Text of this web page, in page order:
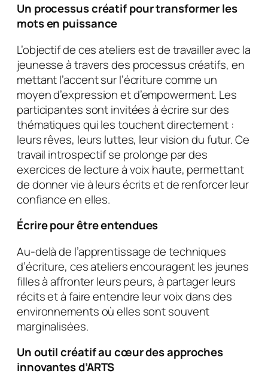
Un processus créatif pour transformer les
mots en puissance
L’objectif de ces ateliers est de travailler avec la
jeunesse à travers des processus créatifs, en
mettant l’accent sur l’écriture comme un
moyen d’expression et d’empowerment. Les
participantes sont invitées à écrire sur des
thématiques qui les touchent directement :
leurs rêves, leurs luttes, leur vision du futur. Ce
travail introspectif se prolonge par des
exercices de lecture à voix haute, permettant
de donner vie à leurs écrits et de renforcer leur
confiance en elles.
Écrire pour être entendues
Au-delà de l’apprentissage de techniques
d’écriture, ces ateliers encouragent les jeunes
filles à affronter leurs peurs, à partager leurs
récits et à faire entendre leur voix dans des
environnements où elles sont souvent
marginalisées.
Un outil créatif au cœur des approches
innovantes d’ARTS